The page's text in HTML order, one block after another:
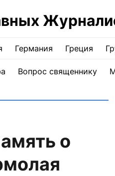
Германия Греция
Вопрос священнику
о